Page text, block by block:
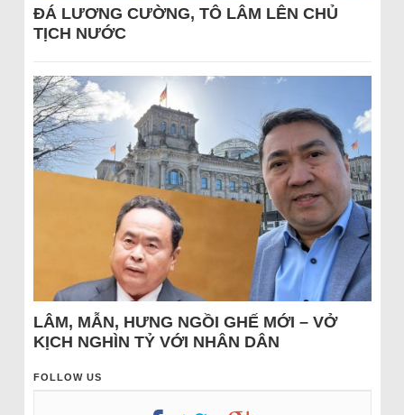
ĐÁ LƯƠNG CƯỜNG, TÔ LÂM LÊN CHỦ
TỊCH NƯỚC
LÂM, MẪN, HƯNG NGỒI GHẾ MỚI – VỞ
KỊCH NGHÌN TỶ VỚI NHÂN DÂN
FOLLOW US